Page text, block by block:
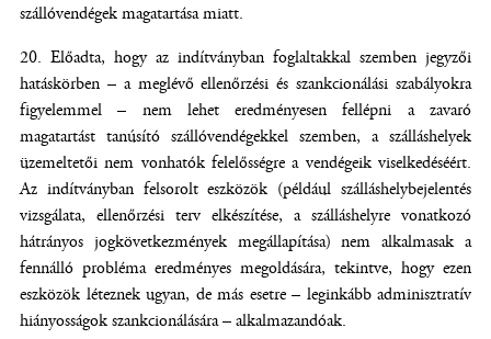
szállóvendégek magatartása miatt.
Előadta, hogy az indítványban foglaltakkal szemben jegyzői
hatáskörben – a meglévő ellenőrzési és szankcionálási szabályokra
figyelemmel – nem lehet eredményesen fellépni a zavaró
magatartást tanúsító szállóvendégekkel szemben, a szálláshelyek
üzemeltetői nem vonhatók felelősségre a vendégeik viselkedéséért.
Az indítványban felsorolt eszközök (például szálláshelybejelentés
vizsgálata, ellenőrzési terv elkészítése, a szálláshelyre vonatkozó
hátrányos jogkövetkezmények megállapítása) nem alkalmasak a
fennálló probléma eredményes megoldására, tekintve, hogy ezen
eszközök léteznek ugyan, de más esetre – leginkább adminisztratív
hiányosságok szankcionálására – alkalmazandóak.